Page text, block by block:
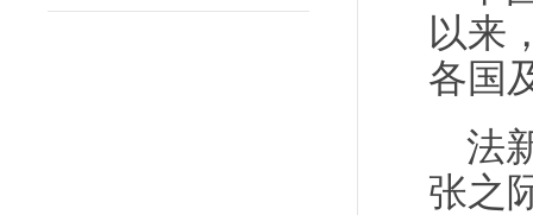
以来
各国
法
张之